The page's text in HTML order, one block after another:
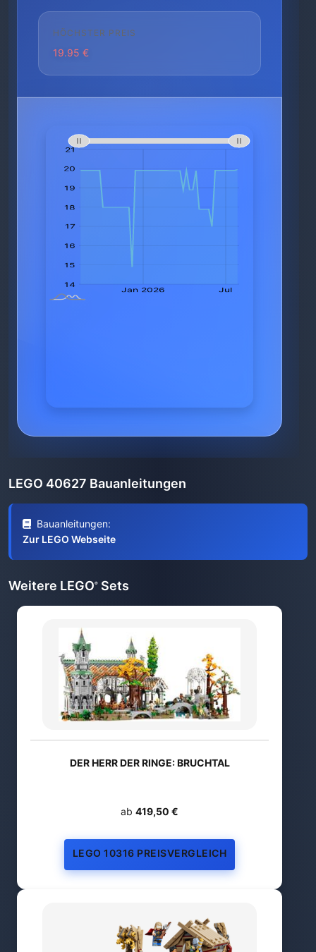
HÖCHSTER PREIS
19.95 €
LEGO 40627 Bauanleitungen
Bauanleitungen:
Zur LEGO Webseite
Weitere LEGO® Sets
DER HERR DER RINGE: BRUCHTAL
ab 419,50 €
LEGO 10316 PREISVERGLEICH